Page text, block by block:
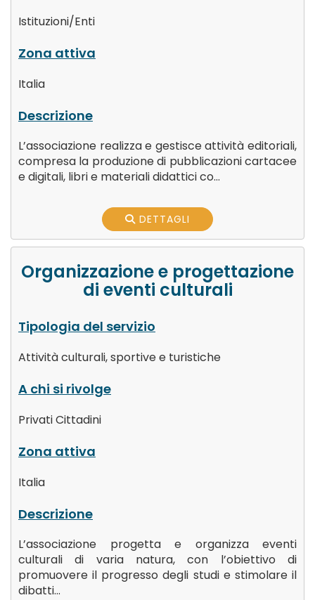
Istituzioni/Enti
Zona attiva
Italia
Descrizione
L’associazione realizza e gestisce attività editoriali,
compresa la produzione di pubblicazioni cartacee
e digitali, libri e materiali didattici co...
DETTAGLI
Organizzazione e progettazione
di eventi culturali
Tipologia del servizio
Attività culturali, sportive e turistiche
A chi si rivolge
Privati Cittadini
Zona attiva
Italia
Descrizione
L’associazione progetta e organizza eventi
culturali di varia natura, con l’obiettivo di
promuovere il progresso degli studi e stimolare il
dibatti...